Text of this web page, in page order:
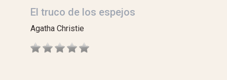
El truco de los espejos
Agatha Christie